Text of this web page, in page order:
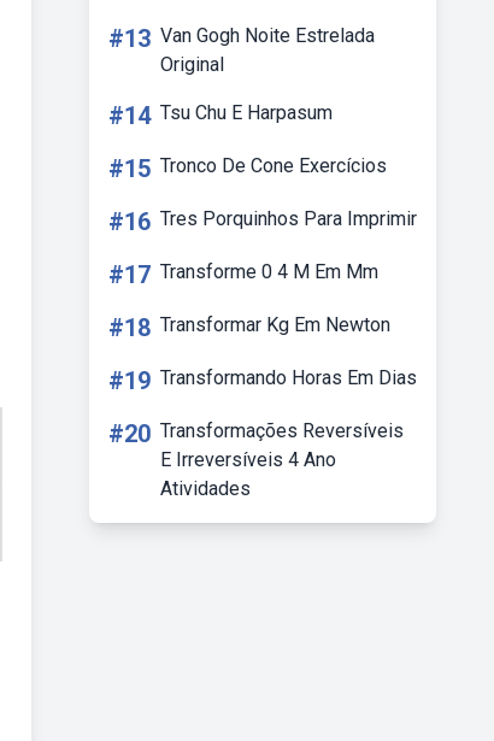
#13 Van Gogh Noite Estrelada
Original
#14 Tsu Chu E Harpasum
#15 Tronco De Cone Exercícios
#16 Tres Porquinhos Para Imprimir
#17 Transforme 0 4 M Em Mm
#18 Transformar Kg Em Newton
#19 Transformando Horas Em Dias
#20 Transformações Reversíveis
E Irreversíveis 4 Ano
Atividades